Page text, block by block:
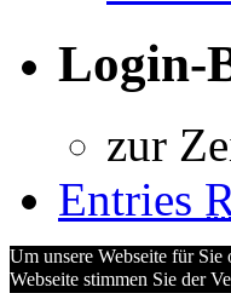
Login-
zur
Entries
Um unsere Webseite für
Webseite stimmen Sie der